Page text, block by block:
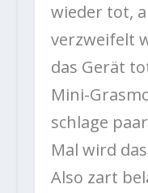
wieder tot,
verzweifelt
das Gerät
Mini-
schlage
Mal wird
Also zart